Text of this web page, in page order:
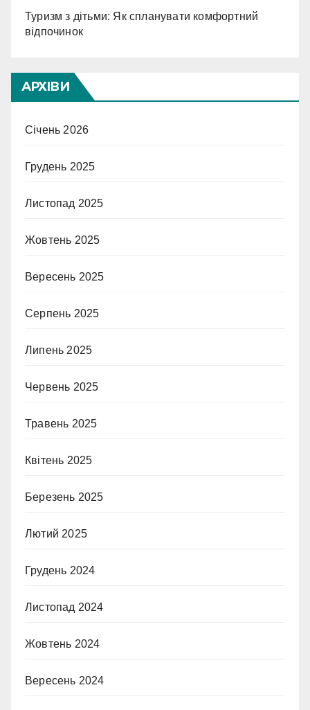
Туризм з дітьми: Як спланувати комфортний
відпочинок
АРХІВИ
Січень 2026
Грудень 2025
Листопад 2025
Жовтень 2025
Вересень 2025
Серпень 2025
Липень 2025
Червень 2025
Травень 2025
Квітень 2025
Березень 2025
Лютий 2025
Грудень 2024
Листопад 2024
Жовтень 2024
Вересень 2024